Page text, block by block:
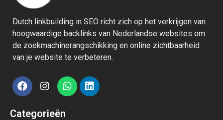
Dutch linkbuilding in SEO richt zich op het verkrijgen van
hoogwaardige backlinks van Nederlandse websites om
de zoekmachinerangschikking en online zichtbaarheid
van je website te verbeteren.
Categorieën